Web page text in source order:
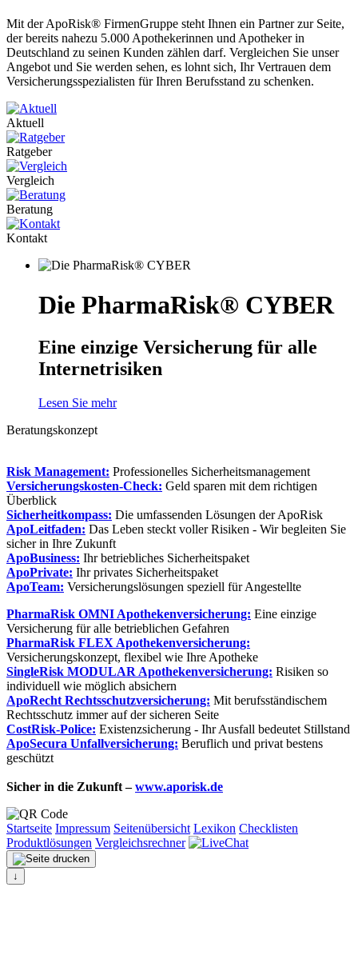
Mit der ApoRisk® FirmenGruppe steht Ihnen ein Partner zur Seite,
der bereits nahezu 5.000 Apothekerinnen und Apotheker in
Deutschland zu seinen Kunden zählen darf. Vergleichen Sie unser
Angebot und Sie werden sehen, es lohnt sich, Ihr Vertrauen dem
Versicherungsspezialisten für Ihren Berufsstand zu schenken.
Aktuell
Ratgeber
Vergleich
Beratung
Kontakt
Die PharmaRisk® CYBER
Eine einzige Versicherung für alle
Internetrisiken
Lesen Sie mehr
Beratungskonzept
Risk Management: Professionelles Sicherheitsmanagement
Versicherungskosten-Check: Geld sparen mit dem richtigen
Überblick
Sicherheitkompass: Die umfassenden Lösungen der ApoRisk
ApoLeitfaden: Das Leben steckt voller Risiken - Wir begleiten Sie
sicher in Ihre Zukunft
ApoBusiness: Ihr betriebliches Sicherheitspaket
ApoPrivate: Ihr privates Sicherheitspaket
ApoTeam: Versicherungslösungen speziell für Angestellte
PharmaRisk OMNI Apothekenversicherung: Eine einzige
Versicherung für alle betrieblichen Gefahren
PharmaRisk FLEX Apothekenversicherung:
Versicherungskonzept, flexibel wie Ihre Apotheke
SingleRisk MODULAR Apothekenversicherung: Risiken so
individuell wie möglich absichern
ApoRecht Rechtsschutzversicherung: Mit berufsständischem
Rechtsschutz immer auf der sicheren Seite
CostRisk-Police: Existenzsicherung - Ihr Ausfall bedeutet Stillstand
ApoSecura Unfallversicherung: Beruflich und privat bestens
geschützt
Sicher in die Zukunft –www.aporisk.de
Startseite Impressum Seitenübersicht Lexikon Checklisten
Produktlösungen Vergleichsrechner
↓